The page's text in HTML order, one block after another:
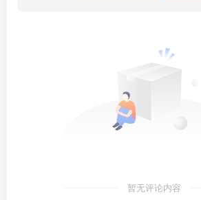
暂无评论内容